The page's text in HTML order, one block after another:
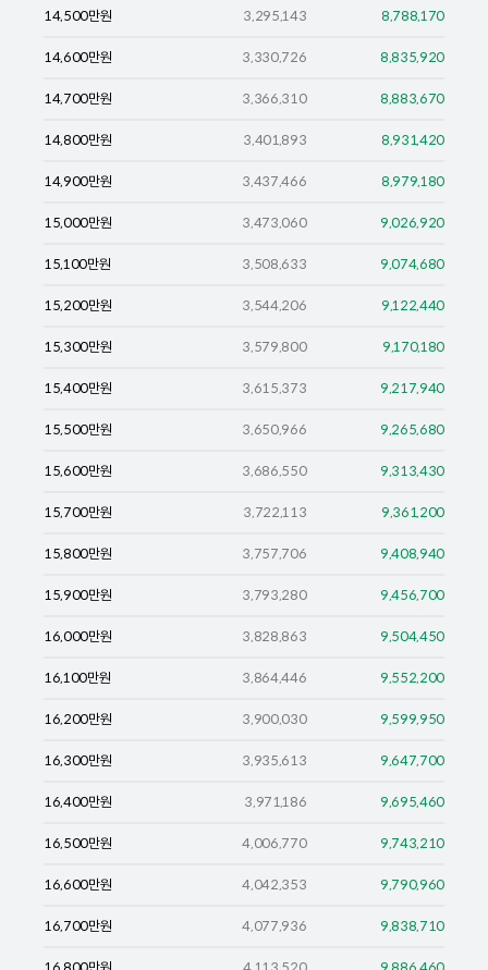
14,500만원 3,295,143 8,788,170
14,600만원 3,330,726 8,835,920
14,700만원 3,366,310 8,883,670
14,800만원 3,401,893 8,931,420
14,900만원 3,437,466 8,979,180
15,000만원 3,473,060 9,026,920
15,100만원 3,508,633 9,074,680
15,200만원 3,544,206 9,122,440
15,300만원 3,579,800 9,170,180
15,400만원 3,615,373 9,217,940
15,500만원 3,650,966 9,265,680
15,600만원 3,686,550 9,313,430
15,700만원 3,722,113 9,361,200
15,800만원 3,757,706 9,408,940
15,900만원 3,793,280 9,456,700
16,000만원 3,828,863 9,504,450
16,100만원 3,864,446 9,552,200
16,200만원 3,900,030 9,599,950
16,300만원 3,935,613 9,647,700
16,400만원 3,971,186 9,695,460
16,500만원 4,006,770 9,743,210
16,600만원 4,042,353 9,790,960
16,700만원 4,077,936 9,838,710